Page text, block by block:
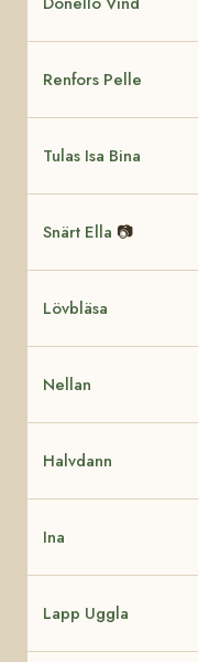
Renfors Pelle
Tulas Isa Bina
Snärt Ella 📷
Lövbläsa
Nellan
Halvdann
Ina
Lapp Uggla